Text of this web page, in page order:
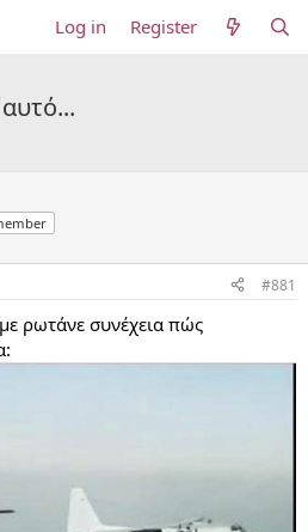
Log in Register
#881
ρωτάνε συνέχεια πώς